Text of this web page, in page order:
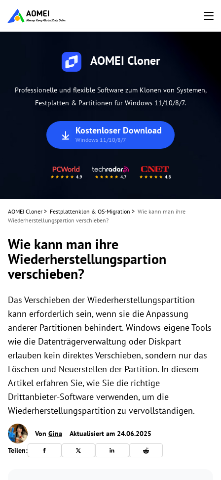
AOMEI Cloner
Professionelle und flexible Software zum Klonen von Systemen,
Festplatten & Partitionen für Windows 11/10/8/7.
Kostenloser Download
Windows 11/10/8/7
AOMEI Cloner > Festplattenklon & OS-Migration > Wie kann man ihre
Wiederherstellungspartion verschieben?
Wie kann man ihre
Wiederherstellungspartion
verschieben?
Das Verschieben der Wiederherstellungspartition
kann erforderlich sein, wenn sie die Anpassung
anderer Partitionen behindert. Windows-eigene Tools
wie die Datenträgerverwaltung oder Diskpart
erlauben kein direktes Verschieben, sondern nur das
Löschen und Neuerstellen der Partition. In diesem
Artikel erfahren Sie, wie Sie die richtige
Drittanbieter-Software verwenden, um die
Wiederherstellungspartition zu vervollständigen.
Von Gina
Aktualisiert am 24.06.2025
Teilen: